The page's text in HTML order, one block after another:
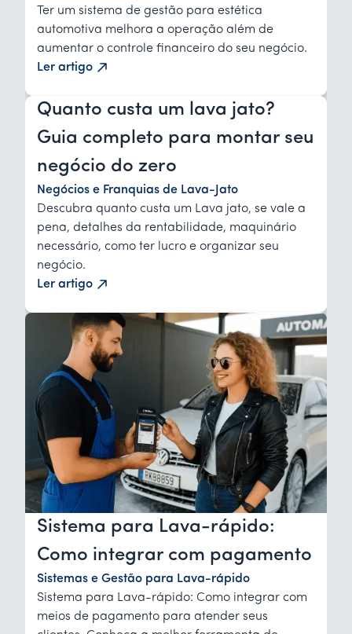
Ter um sistema de gestão para estética
automotiva melhora a operação além de
aumentar o controle financeiro do seu negócio.
Ler artigo
Quanto custa um lava jato?
Guia completo para montar seu
negócio do zero
Negócios e Franquias de Lava-Jato
Descubra quanto custa um Lava jato, se vale a
pena, detalhes da rentabilidade, maquinário
necessário, como ter lucro e organizar seu
negócio.
Ler artigo
Sistema para Lava-rápido:
Como integrar com pagamento
Sistemas e Gestão para Lava-rápido
Sistema para Lava-rápido: Como integrar com
meios de pagamento para atender seus